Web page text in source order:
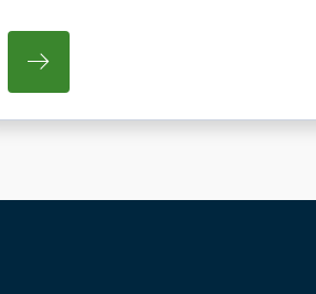
PROGRAMMAZIONE DELLE
SU REGIONE LAZIO E